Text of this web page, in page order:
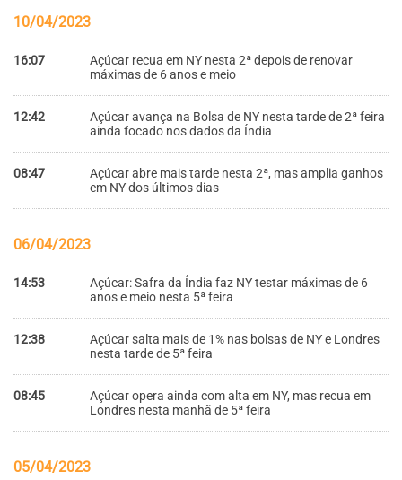
10/04/2023
16:07
Açúcar recua em NY nesta 2ª depois de renovar
máximas de 6 anos e meio
12:42
Açúcar avança na Bolsa de NY nesta tarde de 2ª feira
ainda focado nos dados da Índia
08:47
Açúcar abre mais tarde nesta 2ª, mas amplia ganhos
em NY dos últimos dias
06/04/2023
14:53
Açúcar: Safra da Índia faz NY testar máximas de 6
anos e meio nesta 5ª feira
12:38
Açúcar salta mais de 1% nas bolsas de NY e Londres
nesta tarde de 5ª feira
08:45
Açúcar opera ainda com alta em NY, mas recua em
Londres nesta manhã de 5ª feira
05/04/2023